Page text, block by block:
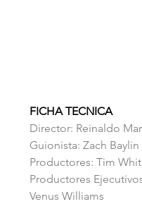
FICHA TECNICA
Director: Reinaldo
Guionista: Zach Baylin
Productores: Tim
Productores
Venus Williams